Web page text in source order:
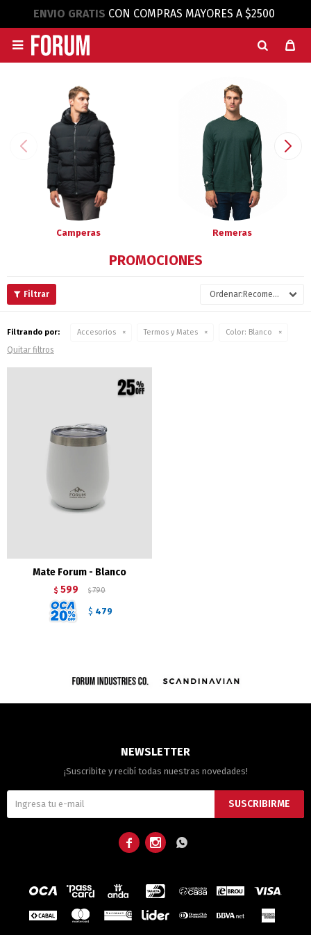
ENVIO GRATIS CON COMPRAS MAYORES A $2500

Camperas Remeras
PROMOCIONES
Recomendados
Filtrando por: Accesorios Termos y Mates Color: Blanco
Quitar filtros
Mate Forum - Blanco
$ 599 $ 790
$ 479
NEWSLETTER
¡Suscribite y recibí todas nuestras novedades!
SUSCRIBIRME
  